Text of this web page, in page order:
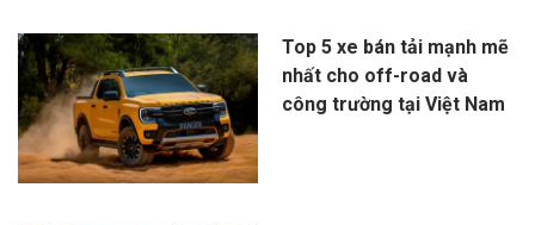
Top 5 xe bán tải mạnh mẽ
nhất cho off-road và
công trường tại Việt Nam